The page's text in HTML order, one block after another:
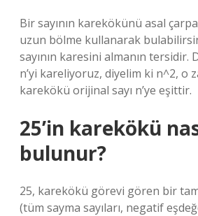
Bir sayının karekökünü asal
uzun bölme kullanarak
sayının karesini almanın tersidir.
n’yi kareliyoruz, diyelim ki n^2, o
karekökü orijinal sayı n’ye eşittir.
25’in karekökü
bulunur?
25, karekökü görevi gören bir
(tüm sayma sayıları, negatif